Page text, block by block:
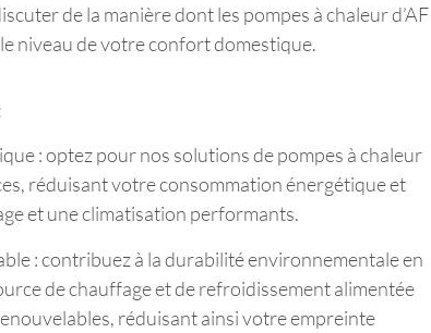
de la manière dont les pompes à chaleur d’AF
niveau de votre confort domestique.
: optez pour nos solutions de pompes à chaleur
réduisant votre consommation énergétique et
et une climatisation performants.
: contribuez à la durabilité environnementale en
de chauffage et de refroidissement alimentée
réduisant ainsi votre empreinte